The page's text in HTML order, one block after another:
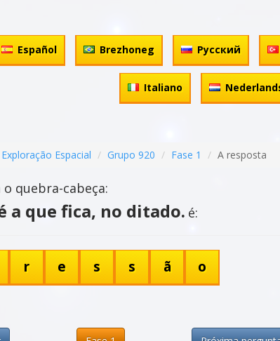
Español Brezhoneg Русский
Italiano
Exploração Espacial Grupo 920 Fase 1 A resposta
quebra-cabeça:
a que fica, no ditado. é:
r e s s ã o